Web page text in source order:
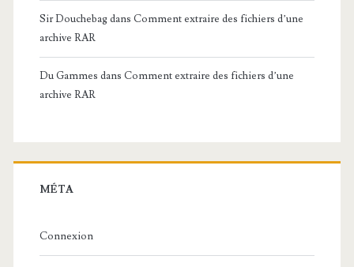
Sir Douchebagdans Comment extraire des fichiers d’une
archive RAR
Du Gammes dans Comment extraire des fichiers d’une
archive RAR
MÉTA
Connexion